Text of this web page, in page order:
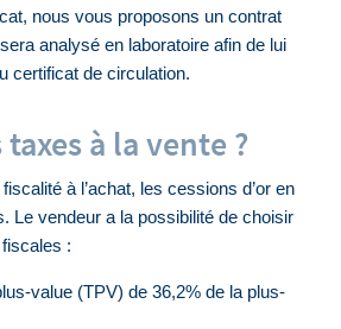
nous vous proposons un contrat
analysé en laboratoire afin de lui
certificat de circulation.
à la vente ?
fiscalité à l’achat, les cessions d’or en
Le vendeur a la possibilité de choisir
:
value (TPV) de 36,2% de la plus-